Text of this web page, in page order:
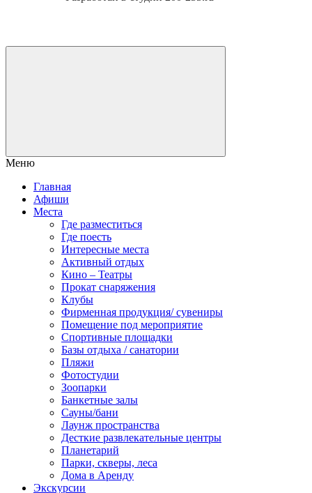
Меню
Главная
Афиши
Места
Где разместиться
Где поесть
Интересные места
Активный отдых
Кино – Театры
Прокат снаряжения
Клубы
Фирменная продукция/ сувениры
Помещение под мероприятие
Спортивные площадки
Базы отдыха / санатории
Пляжи
Фотостудии
Зоопарки
Банкетные залы
Сауны/бани
Лаунж пространства
Десткие развлекательные центры
Планетарий
Парки, скверы, леса
Дома в Аренду
Экскурсии